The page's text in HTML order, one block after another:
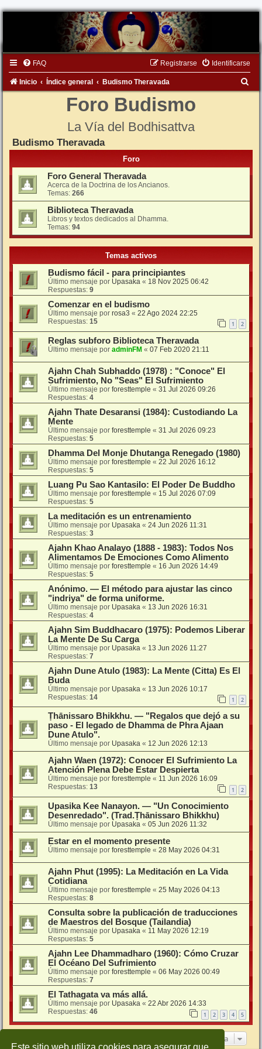
Este sitio web utiliza cookies para asegurar que
FAQ Identificarse
Registrarse
Inicio Índice general Budismo Theravada
Foro Budismo
La Vía del Bodhisattva
Budismo Theravada
Foro
Foro General Theravada
Acerca de la Doctrina de los Ancianos.
Temas: 266
Biblioteca Theravada
Libros y textos dedicados al Dhamma.
Temas: 94
Temas activos
Budismo fácil - para principiantes
Último mensaje por Upasaka « 18 Nov 2025 06:42
Respuestas: 9
Comenzar en el budismo
Último mensaje por rosa3 « 22 Ago 2024 22:25
Respuestas: 15 1 2
Reglas subforo Biblioteca Theravada
Último mensaje por adminFM « 07 Feb 2020 21:11
Ajahn Chah Subhaddo (1978) : "Conoce" El
Sufrimiento, No "Seas" El Sufrimiento
Último mensaje por foresttemple « 31 Jul 2026 09:26
Respuestas: 4
Ajahn Thate Desaransi (1984): Custodiando La
Mente
Último mensaje por foresttemple « 31 Jul 2026 09:23
Respuestas: 5
Dhamma Del Monje Dhutanga Renegado (1980)
Último mensaje por foresttemple « 22 Jul 2026 16:12
Respuestas: 5
Luang Pu Sao Kantasilo: El Poder De Buddho
Último mensaje por foresttemple « 15 Jul 2026 07:09
Respuestas: 5
La meditación es un entrenamiento
Último mensaje por Upasaka « 24 Jun 2026 11:31
Respuestas: 3
Ajahn Khao Analayo (1888 - 1983): Todos Nos
Alimentamos De Emociones Como Alimento
Último mensaje por foresttemple « 16 Jun 2026 14:49
Respuestas: 5
Anónimo. — El método para ajustar las cinco
"indriya" de forma uniforme.
Último mensaje por Upasaka « 13 Jun 2026 16:31
Respuestas: 4
Ajahn Sim Buddhacaro (1975): Podemos Liberar
La Mente De Su Carga
Último mensaje por Upasaka « 13 Jun 2026 11:27
Respuestas: 7
Ajahn Dune Atulo (1983): La Mente (Citta) Es El
Buda
Último mensaje por Upasaka « 13 Jun 2026 10:17
Respuestas: 14 1 2
Ṭhānissaro Bhikkhu. — "Regalos que dejó a su
paso - El legado de Dhamma de Phra Ajaan
Dune Atulo".
Último mensaje por Upasaka « 12 Jun 2026 12:13
Ajahn Waen (1972): Conocer El Sufrimiento La
Atención Plena Debe Estar Despierta
Último mensaje por foresttemple « 11 Jun 2026 16:09
Respuestas: 13 1 2
Upasika Kee Nanayon. — "Un Conocimiento
Desenredado". (Trad.Ṭhānissaro Bhikkhu)
Último mensaje por Upasaka « 05 Jun 2026 11:32
Estar en el momento presente
Último mensaje por foresttemple « 28 May 2026 04:31
Ajahn Phut (1995): La Meditación en La Vida
Cotidiana
Último mensaje por foresttemple « 25 May 2026 04:13
Respuestas: 8
Consulta sobre la publicación de traducciones
de Maestros del Bosque (Tailandia)
Último mensaje por Upasaka « 11 May 2026 12:19
Respuestas: 5
Ajahn Lee Dhammadharo (1960): Cómo Cruzar
El Océano Del Sufrimiento
Último mensaje por foresttemple « 06 May 2026 00:49
Respuestas: 7
El Tathagata va más allá.
Último mensaje por Upasaka « 22 Abr 2026 14:33
Respuestas: 46 1 2 3 4 5
Ir a